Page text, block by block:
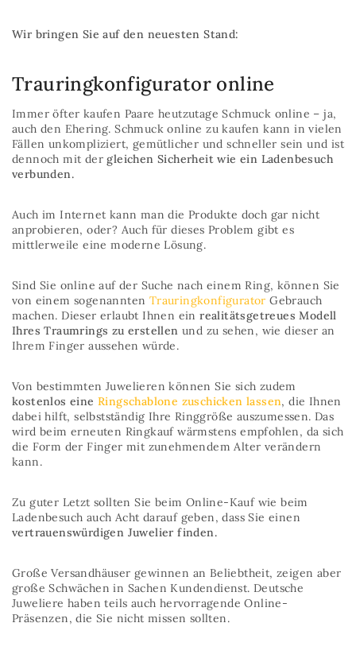
Wir bringen Sie auf den neuesten Stand:
Trauringkonfigurator online
Immer öfter kaufen Paare heutzutage Schmuck online – ja,
auch den Ehering. Schmuck online zu kaufen kann in vielen
Fällen unkompliziert, gemütlicher und schneller sein und ist
dennoch mit der gleichen Sicherheit wie ein Ladenbesuch
verbunden.
Auch im Internet kann man die Produkte doch gar nicht
anprobieren, oder? Auch für dieses Problem gibt es
mittlerweile eine moderne Lösung.
Sind Sie online auf der Suche nach einem Ring, können Sie
von einem sogenannten Trauringkonfigurator Gebrauch
machen. Dieser erlaubt Ihnen ein realitätsgetreues Modell
Ihres Traumrings zu erstellen und zu sehen, wie dieser an
Ihrem Finger aussehen würde.
Von bestimmten Juwelieren können Sie sich zudem
kostenlos eineRingschablone zuschicken lassen, die Ihnen
dabei hilft, selbstständig Ihre Ringgröße auszumessen. Das
wird beim erneuten Ringkauf wärmstens empfohlen, da sich
die Form der Finger mit zunehmendem Alter verändern
kann.
Zu guter Letzt sollten Sie beim Online-Kauf wie beim
Ladenbesuch auch Acht darauf geben, dass Sie einen
vertrauenswürdigen Juwelier finden.
Große Versandhäuser gewinnen an Beliebtheit, zeigen aber
große Schwächen in Sachen Kundendienst. Deutsche
Juweliere haben teils auch hervorragende Online-
Präsenzen, die Sie nicht missen sollten.